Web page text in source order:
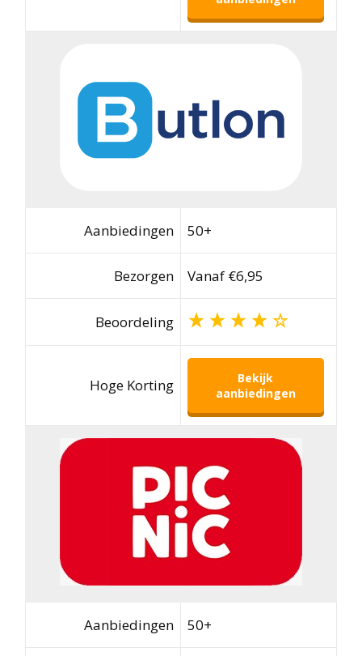
Aanbiedingen 50+
Bezorgen Vanaf €6,95
Beoordeling
Hoge Korting
Bekijk
aanbiedingen
Aanbiedingen 50+